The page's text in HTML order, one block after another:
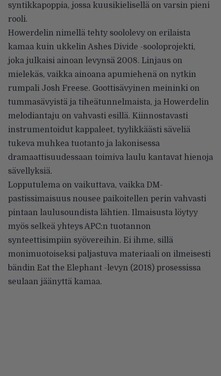
syntikkapoppia, jossa kuusikielisellä on varsin pieni
rooli.
Howerdelin nimellä tehty soololevy on erilaista
kamaa kuin ukkelin Ashes Divide -sooloprojekti,
joka julkaisi ainoan levynsä 2008. Linjaus on
mielekäs, vaikka ainoana apumiehenä on nytkin
rumpali Josh Freese. Goottisävyinen meininki on
tummasävyistä ja tiheätunnelmaista, ja Howerdelin
melodiantaju on vahvasti esillä. Kiinnostavasti
instrumentoidut kappaleet, tyylikkäästi säveliä
tukeva muhkea tuotanto ja lakonisessa
dramaattisuudessaan toimiva laulu kantavat hienoja
sävellyksiä.
Lopputulema on vaikuttava, vaikka DM-
pastissimaisuus nousee paikoitellen perin vahvasti
pintaan laulusoundista lähtien. Ilmaisusta löytyy
myös selkeä yhteys APC:n tuotannon
synteettisimpiin syövereihin. Ei ihme, sillä
monimuotoiseksi paljastuva materiaali on ilmeisesti
bändin Eat the Elephant -levyn (2018) prosessissa
seulaan jäänyttä kamaa.